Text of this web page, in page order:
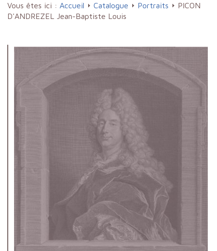
Vous êtes ici : Accueil Catalogue Portraits
PICON
D'ANDREZEL Jean-Baptiste Louis